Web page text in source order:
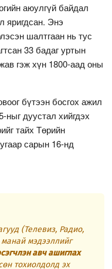
аюулгүй байдал
яригдсан. Энэ
шалтгаан нь тус
33 бадаг уртын
гэж хүн 1800-аад оны
бүтээн босгох ажил
ныг дуустал хийгдэх
тайх Төрийн
сарын 16-нд
(Телевиз, Радио,
мэдээллийг
авч ашиглах
тохиолдолд эх